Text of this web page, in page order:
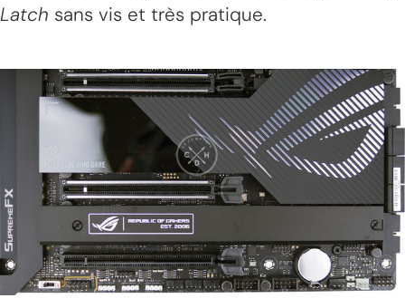
Latch sans vis et très pratique.